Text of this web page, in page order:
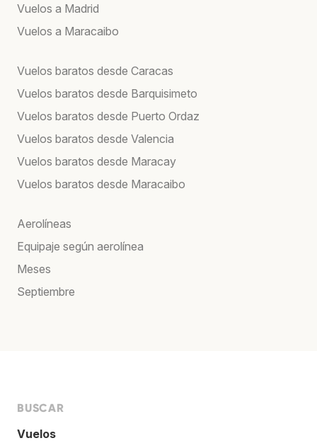
Vuelos a Madrid
Vuelos a Maracaibo
Vuelos baratos desde Caracas
Vuelos baratos desde Barquisimeto
Vuelos baratos desde Puerto Ordaz
Vuelos baratos desde Valencia
Vuelos baratos desde Maracay
Vuelos baratos desde Maracaibo
Aerolíneas
Equipaje según aerolínea
Meses
Septiembre
BUSCAR
Vuelos